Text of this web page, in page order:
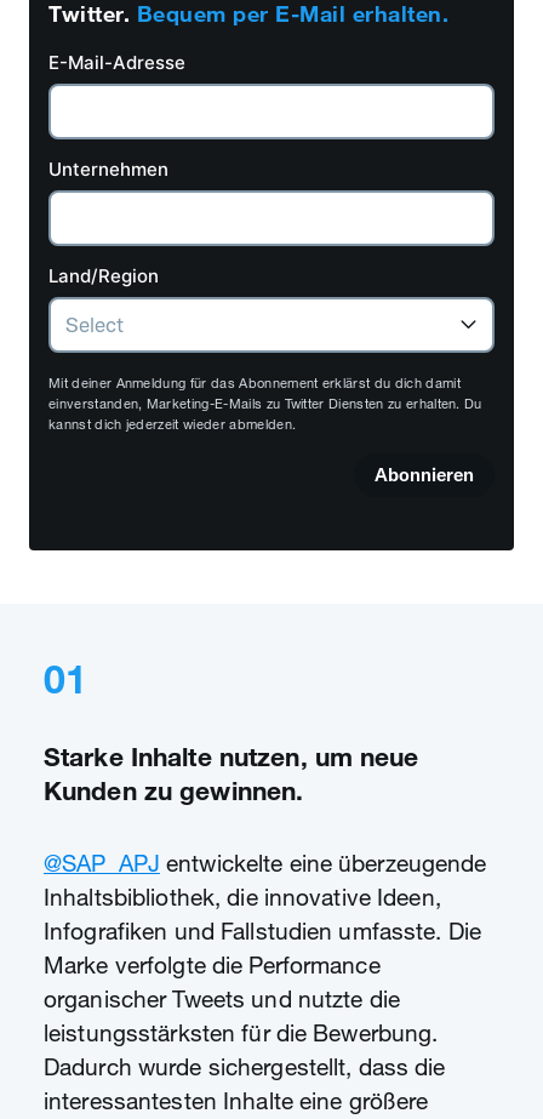
Twitter. Bequem per E-Mail erhalten.
E-Mail-Adresse
Unternehmen
Land/Region
Mit deiner Anmeldung für das Abonnement erklärst du dich damit
einverstanden, Marketing-E-Mails zu Twitter Diensten zu erhalten. Du
kannst dich jederzeit wieder abmelden.
Abonnieren
01
Starke Inhalte nutzen, um neue
Kunden zu gewinnen.
@SAP_APJ entwickelte eine überzeugende
Inhaltsbibliothek, die innovative Ideen,
Infografiken und Fallstudien umfasste. Die
Marke verfolgte die Performance
organischer Tweets und nutzte die
leistungsstärksten für die Bewerbung.
Dadurch wurde sichergestellt, dass die
interessantesten Inhalte eine größere